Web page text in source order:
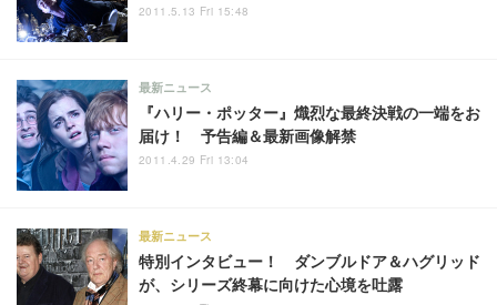
2011.5.13 Fri 15:48
『ハリー・ポッター』熾烈な最終決戦の一端をお
届け！ 予告編＆最新画像解禁
最新ニュース
2011.4.29 Fri 13:04
特別インタビュー！ ダンブルドア＆ハグリッド
が、シリーズ終幕に向けた心境を吐露
最新ニュース